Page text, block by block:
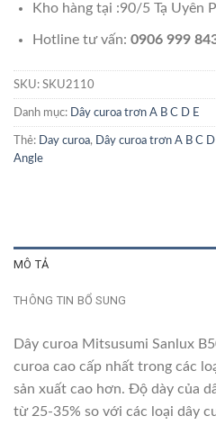
Kho hàng tại :90/5 Tạ Uyên
Hotline tư vấn: 0906 999
SKU: SKU2110
Danh mục: Dây curoa trơn A B C D E
Thẻ: Day curoa, Dây curoa trơn A B C D
Angle
MÔ TẢ
THÔNG TIN BỔ SUNG
Dây curoa Mitsusumi Sanlux
curoa cao cấp nhất trong các
sản xuất cao hơn. Độ dày của
từ 25-35% so với các loại dây